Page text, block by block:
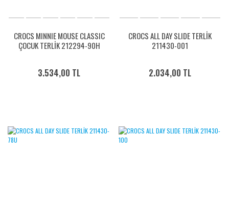
CROCS MINNIE MOUSE CLASSIC
ÇOCUK TERLİK 212294-90H
3.534,00 TL
CROCS ALL DAY SLIDE TERLİK
211430-001
2.034,00 TL